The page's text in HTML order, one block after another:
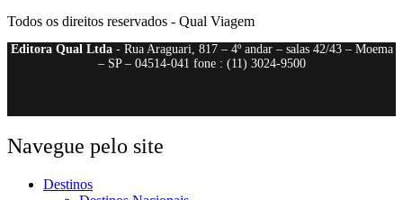
Todos os direitos reservados - Qual Viagem
Editora Qual Ltda- Rua Araguari, 817 – 4º andar – salas 42/43 – Moema
– SP – 04514-041 fone : (11) 3024-9500
Navegue pelo site
Destinos